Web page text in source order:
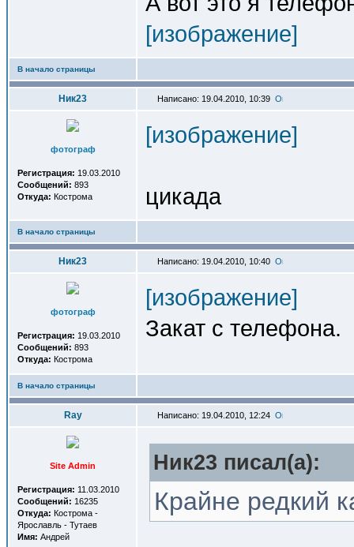
[изображение]
В начало страницы
Ник23 Написано: 19.04.2010, 10:39
фотограф
Регистрация: 19.03.2010
Сообщений: 893
Откуда: Кострома
[изображение]
цикада
В начало страницы
Ник23 Написано: 19.04.2010, 10:40
фотограф
Регистрация: 19.03.2010
Сообщений: 893
Откуда: Кострома
[изображение]
Закат с телефона.
В начало страницы
Ray Написано: 19.04.2010, 12:24
Site Admin
Регистрация: 11.03.2010
Сообщений: 16235
Откуда: Кострома -
Ярославль - Тутаев
Имя: Андрей
Ник23 писал(a):
Крайне редкий